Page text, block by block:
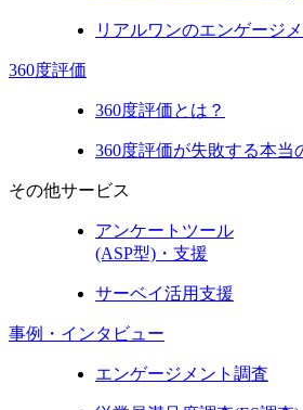
リアルワンのエンゲージ
360度評価
360度評価とは？
360度評価が失敗する本当
その他サービス
アンケートツール
(ASP型)・支援
サーベイ活用支援
事例・インタビュー
エンゲージメント調査